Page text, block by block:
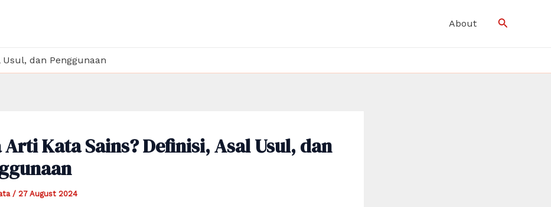
About Search
dan Penggunaan
Arti Kata Sains? Definisi, Asal Usul, dan
/ 27 August 2024